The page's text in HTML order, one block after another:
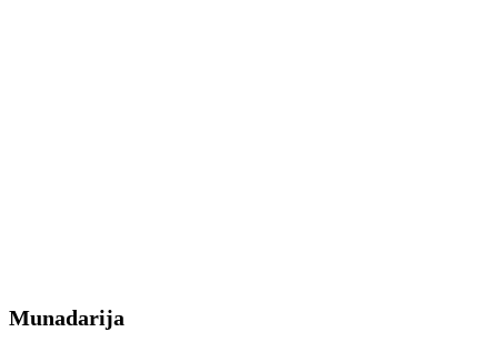
Munadarija